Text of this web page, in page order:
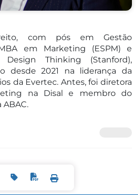
com pós em Gestão
em Marketing (ESPM) e
Design Thinking (Stanford),
desde 2021 na liderança da
da Evertec. Antes, foi diretora
na Disal e membro do
ABAC.